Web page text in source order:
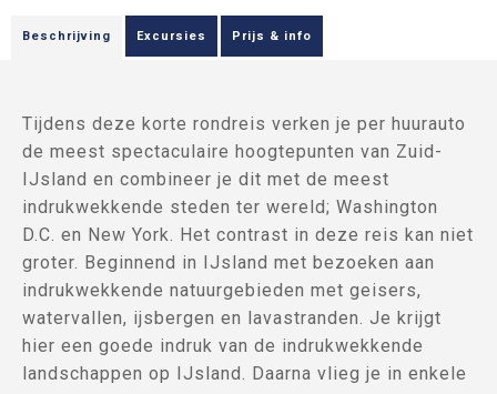
Beschrijving Excursies Prijs & info
Tijdens deze korte rondreis verken je per huurauto
de meest spectaculaire hoogtepunten van Zuid-
IJsland en combineer je dit met de meest
indrukwekkende steden ter wereld; Washington
D.C. en New York. Het contrast in deze reis kan niet
groter. Beginnend in IJsland met bezoeken aan
indrukwekkende natuurgebieden met geisers,
watervallen, ijsbergen en lavastranden. Je krijgt
hier een goede indruk van de indrukwekkende
landschappen op IJsland. Daarna vlieg je in enkele